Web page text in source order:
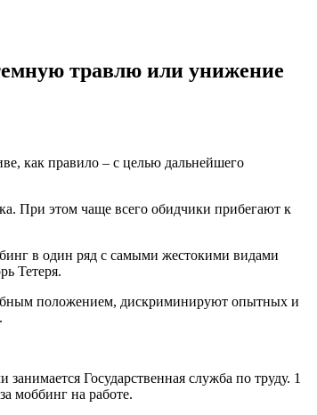
травлю или унижение
как правило – с целью дальнейшего
При этом чаще всего обидчики прибегают к
в один ряд с самыми жестокими видами
Тетеря.
положением, дискриминируют опытных и
Государственная служба по труду. 1
моббинг на работе.